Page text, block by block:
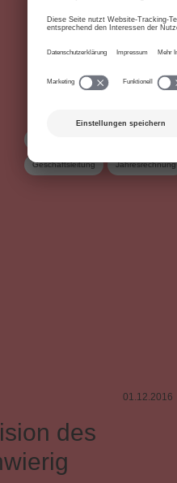
Geschäftsleitung Jahresrechnung
01.12.2016
des